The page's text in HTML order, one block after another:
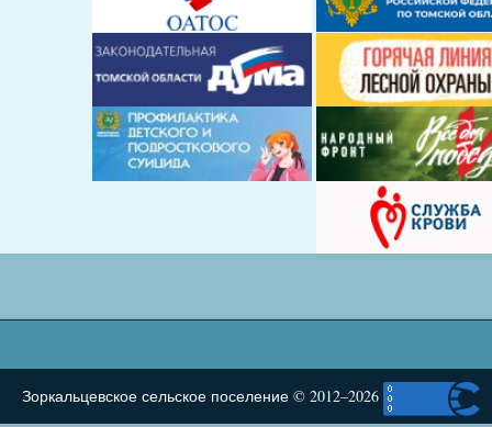
Зоркальцевское сельское поселение © 2012–2026